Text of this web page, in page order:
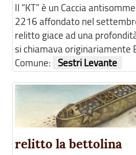
Il “KT” è un Caccia
2216 affondato nel
relitto giace ad una
si chiamava originariamente
Comune:
Sestri Levante
relitto la bettolina